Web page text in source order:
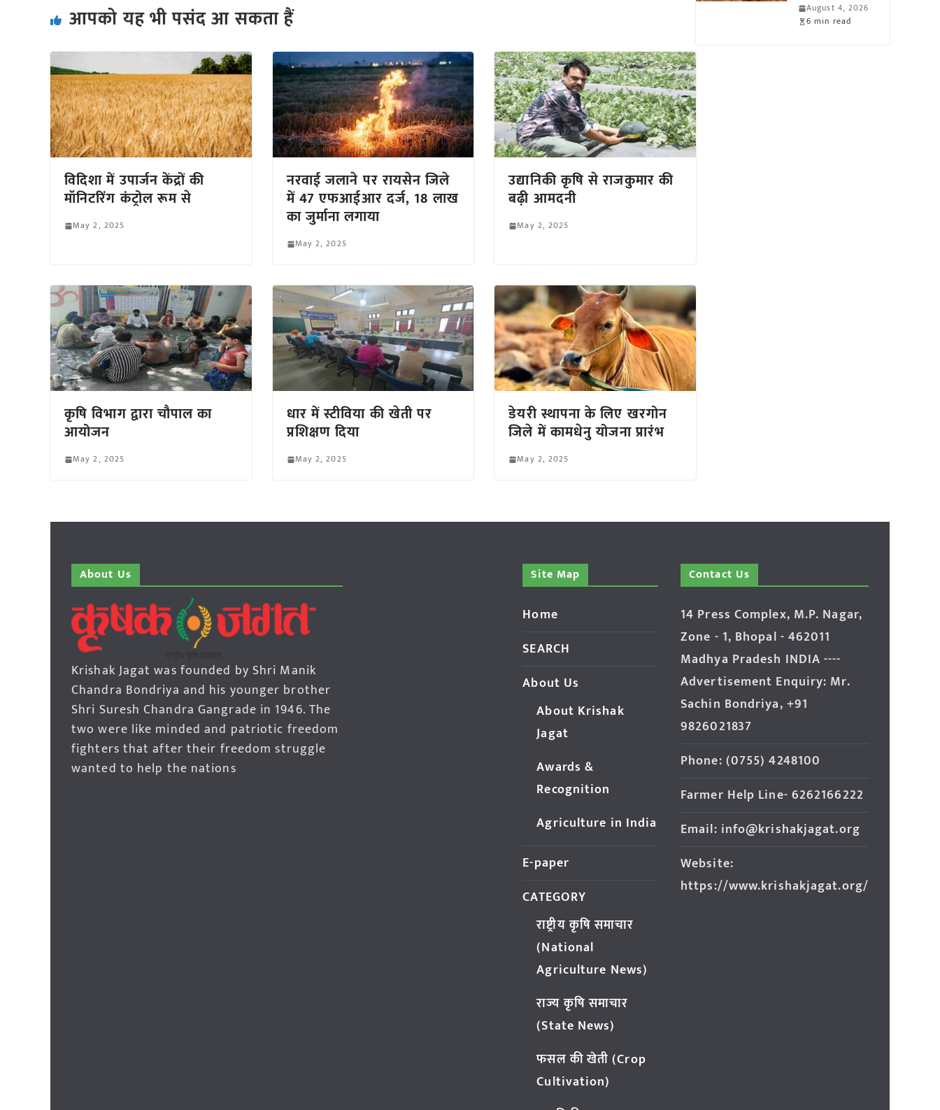
आपको यह भी पसंद आ सकता हैं
विदिशा में उपार्जन केंद्रों की
मॉनिटरिंग कंट्रोल रूम से
May 2, 2025
नरवाई जलाने पर रायसेन जिले
में 47 एफआईआर दर्ज, 18 लाख
का जुर्माना लगाया
May 2, 2025
उद्यानिकी कृषि से राजकुमार की
बढ़ी आमदनी
May 2, 2025
कृषि विभाग द्वारा चौपाल का
आयोजन
May 2, 2025
धार में स्टीविया की खेती पर
प्रशिक्षण दिया
May 2, 2025
डेयरी स्थापना के लिए खरगोन
जिले में कामधेनु योजना प्रारंभ
May 2, 2025
August 4, 2026
6 min read
About Us
Krishak Jagat was founded by Shri Manik
Chandra Bondriya and his younger brother
Shri Suresh Chandra Gangrade in 1946. The
two were like minded and patriotic freedom
fighters that after their freedom struggle
wanted to help the nations
Site Map
Home
SEARCH
About Us
About Krishak
Jagat
Awards &
Recognition
Agriculture in India
E-paper
CATEGORY
राष्ट्रीय कृषि समाचार
(National
Agriculture News)
राज्य कृषि समाचार
(State News)
फसल की खेती (Crop
Cultivation)
Contact Us
14 Press Complex, M.P. Nagar,
Zone - 1, Bhopal - 462011
Madhya Pradesh INDIA ----
Advertisement Enquiry: Mr.
Sachin Bondriya, +91
9826021837
Phone: (0755) 4248100
Farmer Help Line- 6262166222
Email: info@krishakjagat.org
Website:
https://www.krishakjagat.org/